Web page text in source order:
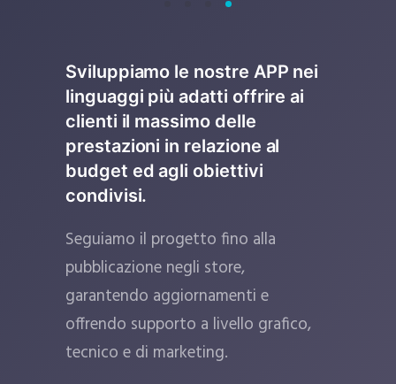
Sviluppiamo le nostre APP nei
linguaggi più adatti offrire ai
clienti il massimo delle
prestazioni in relazione al
budget ed agli obiettivi
condivisi.
Seguiamo il progetto fino alla
pubblicazione negli store,
garantendo aggiornamenti e
offrendo supporto a livello grafico,
tecnico e di marketing.